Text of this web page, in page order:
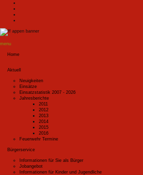
menu
Home
Aktuell
Neuigkeiten
Einsätze
Einsatzstatistik 2007 - 2026
Jahresberichte
2011
2012
2013
2014
2015
2016
Feuerwehr Termine
Bürgerservice
Informationen für Sie als Bürger
Jobangebot
Informationen für Kinder und Jugendliche